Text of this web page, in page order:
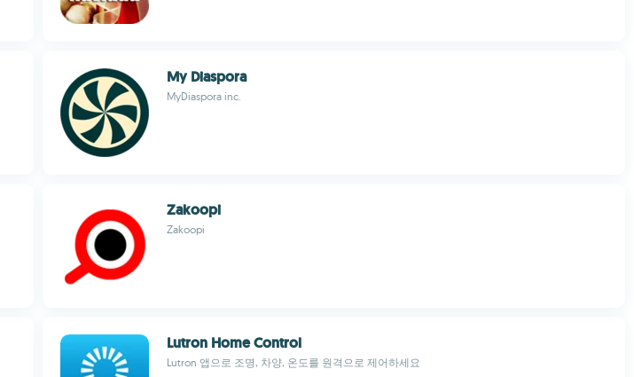
My Diaspora
MyDiaspora inc.
Zakoopi
Zakoopi
Lutron Home Control
Lutron 앱으로 조명, 차양, 온도를 원격으로 제어하세요